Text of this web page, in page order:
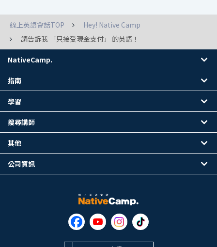
線上英語會話TOP
Hey! Native Camp
請告訴我 「只接受現金支付」 的英語！
NativeCamp.
指南
學習
搜尋講師
其他
公司資訊